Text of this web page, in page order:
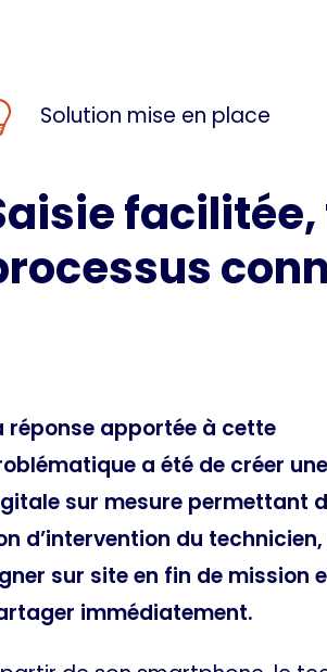
Solution mise en place
réponse apportée à cette
a été de créer
sur mesure permettant
d’intervention du
sur site en fin de mission
immédiatement.